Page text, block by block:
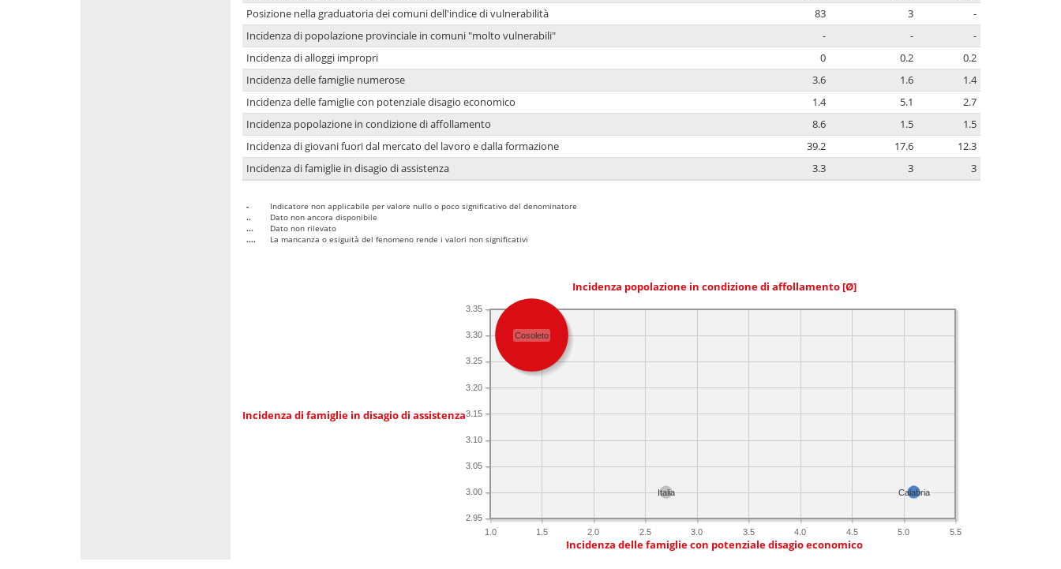
Posizione nella graduatoria dei comuni dell'indice di vulnerabilità
83 3
-
Incidenza di popolazione provinciale in comuni "molto vulnerabili"
- -
-
Incidenza di alloggi impropri
0 0.2
0.2
Incidenza delle famiglie numerose
3.6 1.6
1.4
Incidenza delle famiglie con potenziale disagio economico
1.4 5.1
2.7
Incidenza popolazione in condizione di affollamento
8.6 1.5
1.5
Incidenza di giovani fuori dal mercato del lavoro e dalla formazione
39.2 17.6
12.3
Incidenza di famiglie in disagio di assistenza
3.3 3 3
-
Indicatore non applicabile per valore nullo o poco significativo del denominatore
..
Dato non ancora disponibile
...
Dato non rilevato
....
La mancanza o esiguità del fenomeno rende i valori non significativi
Incidenza popolazione in condizione di affollamento [Ø]
Incidenza di famiglie in disagio di assistenza
1.0 1.5 2.0 2.5 3.0 3.5 4.0 4.5 5.0 5.5
2.95
3.00
3.05
3.10
3.15
3.20
3.25
3.30
3.35
Cosoleto
Calabria
Italia
Incidenza delle famiglie con potenziale disagio economico